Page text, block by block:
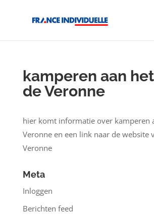
kamperen aan
de Veronne
hier komt informatie over kamperen
Veronne en een link naar de website
Veronne
Meta
Inloggen
Berichten feed